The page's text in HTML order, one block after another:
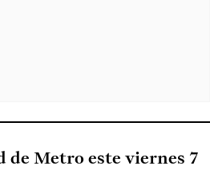
Metro este viernes 7